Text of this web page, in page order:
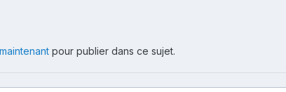
pour publier dans ce sujet.